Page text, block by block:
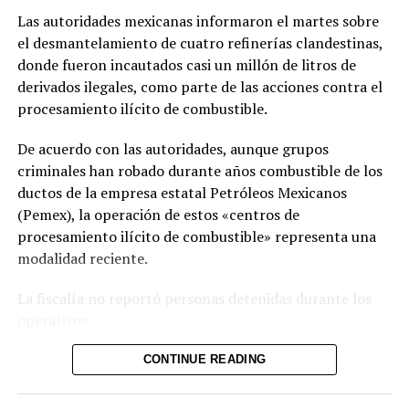
como «una acción de buena voluntad» de la presidenta
Keiko Fujimori.
Comparte esto:
Me gusta esto:
Las autoridades mexicanas informaron el martes sobre
el desmantelamiento de cuatro refinerías clandestinas,
donde fueron incautados casi un millón de litros de
derivados ilegales, como parte de las acciones contra el
procesamiento ilícito de combustible.
De acuerdo con las autoridades, aunque grupos
criminales han robado durante años combustible de los
ductos de la empresa estatal Petróleos Mexicanos
(Pemex), la operación de estos «centros de
procesamiento ilícito de combustible» representa una
modalidad reciente.
La fiscalía no reportó personas detenidas durante los
Las plantas clandestinas fueron localizadas en los
CONTINUE READING